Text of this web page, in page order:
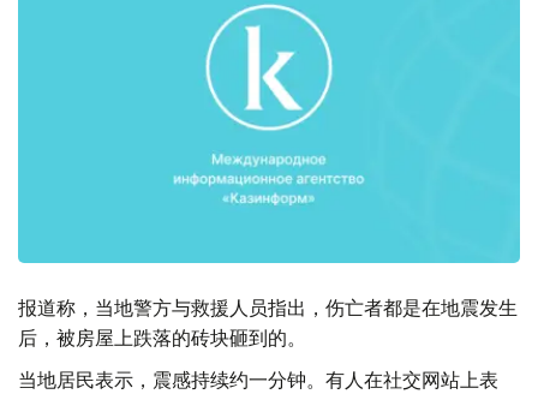
报道称，当地警方与救援人员指出，伤亡者都是在地震发生
后，被房屋上跌落的砖块砸到的。
当地居民表示，震感持续约一分钟。有人在社交网站上表